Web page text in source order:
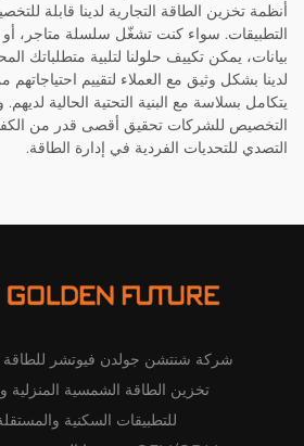
أنظمة تخزين الطاقة التجارية لدينا قابلة
التطبيقات. سواء كنت تشغّل سلسلة متاجر، أو
بيانات، يمكن تكييف حلولنا لتلبية متطلباتك
لدينا بشكل وثيق مع العملاء لتقييم
يتكامل بسلاسة مع البنية التحتية الحالية
التخصيص للشركات تحقيق أقصى قدر من
التصدي للتحديات الفردية في إدارة الطاقة.
شركة شنتشن جولدن فيوتشر للطاقة
للتطبيقات السكنية